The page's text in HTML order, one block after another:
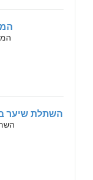
השתלת שיער